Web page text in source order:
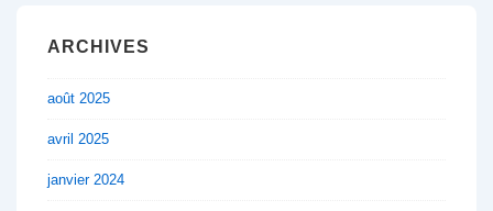
ARCHIVES
août 2025
avril 2025
janvier 2024